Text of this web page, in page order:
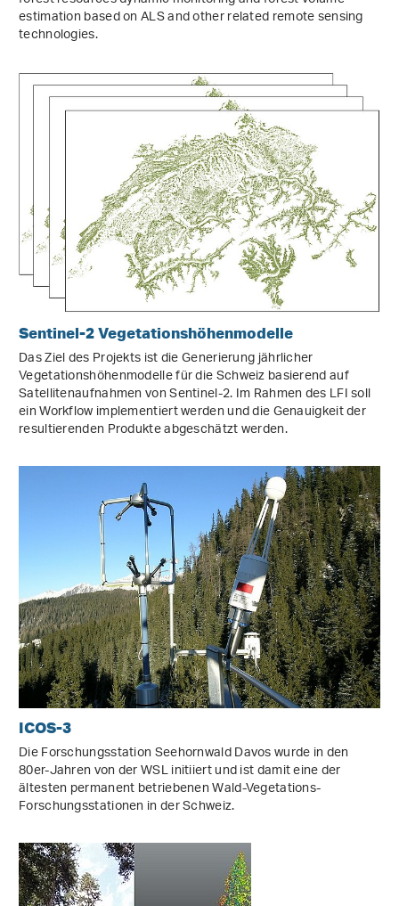
estimation based on ALS and other related remote sensing
technologies.
Sentinel-2 Vegetationshöhenmodelle
Das Ziel des Projekts ist die Generierung jährlicher
Vegetationshöhenmodelle für die Schweiz basierend auf
Satellitenaufnahmen von Sentinel-2. Im Rahmen des LFI soll
ein Workflow implementiert werden und die Genauigkeit der
resultierenden Produkte abgeschätzt werden.
ICOS-3
Die Forschungsstation Seehornwald Davos wurde in den
80er-Jahren von der WSL initiiert und ist damit eine der
ältesten permanent betriebenen Wald-Vegetations-
Forschungsstationen in der Schweiz.